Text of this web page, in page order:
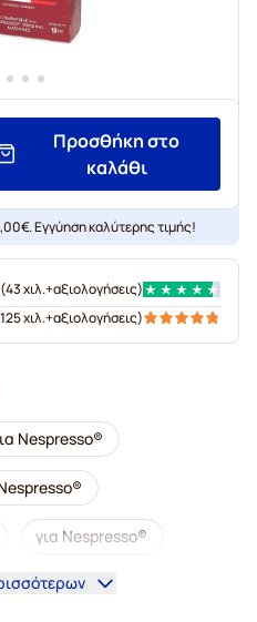
Προσθήκη στο
καλάθι
Εγγύηση καλύτερης τιμής!
(43 χιλ.+αξιολογήσεις)
125 χιλ.+αξιολογήσεις)
Nespresso®
για Nespresso®